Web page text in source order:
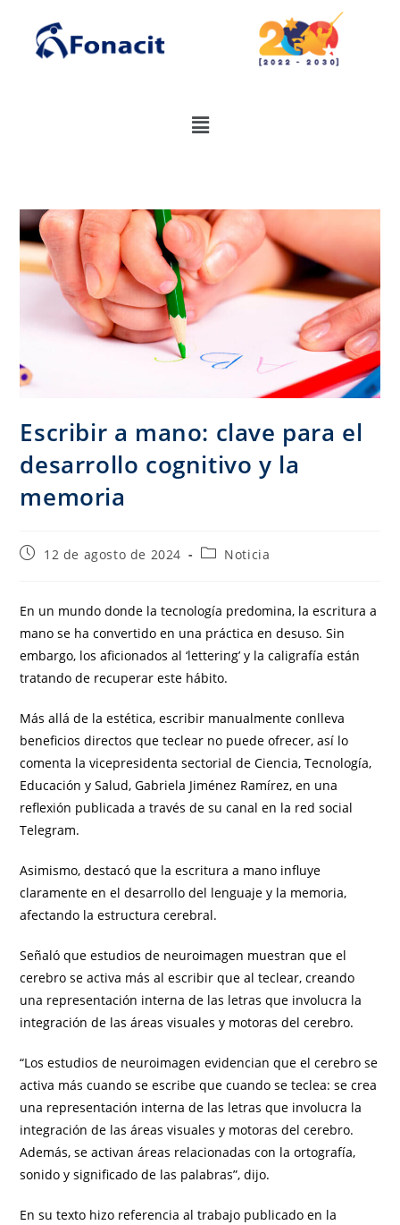
Escribir a mano: clave para el
desarrollo cognitivo y la
memoria
12 de agosto de 2024 Noticia
En un mundo donde la tecnología predomina, la escritura a
mano se ha convertido en una práctica en desuso. Sin
embargo, los aficionados al ‘lettering’ y la caligrafía están
tratando de recuperar este hábito.
Más allá de la estética, escribir manualmente conlleva
beneficios directos que teclear no puede ofrecer, así lo
comenta la vicepresidenta sectorial de Ciencia, Tecnología,
Educación y Salud, Gabriela Jiménez Ramírez, en una
reflexión publicada a través de su canal en la red social
Telegram.
Asimismo, destacó que la escritura a mano influye
claramente en el desarrollo del lenguaje y la memoria,
afectando la estructura cerebral.
Señaló que estudios de neuroimagen muestran que el
cerebro se activa más al escribir que al teclear, creando
una representación interna de las letras que involucra la
integración de las áreas visuales y motoras del cerebro.
“Los estudios de neuroimagen evidencian que el cerebro se
activa más cuando se escribe que cuando se teclea: se crea
una representación interna de las letras que involucra la
integración de las áreas visuales y motoras del cerebro.
Además, se activan áreas relacionadas con la ortografía,
sonido y significado de las palabras”, dijo.
En su texto hizo referencia al trabajo publicado en la